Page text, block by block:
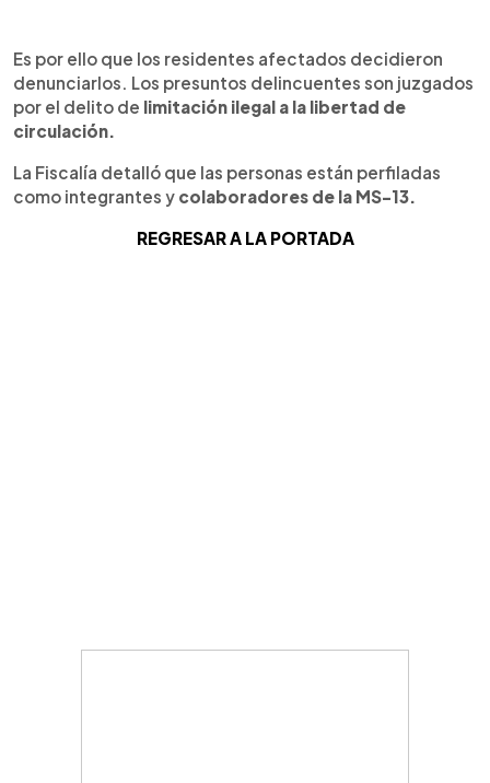
Es por ello que los residentes afectados decidieron
denunciarlos. Los presuntos delincuentes son juzgados
por el delito de limitación ilegal a la libertad de
circulación.
La Fiscalía detalló que las personas están perfiladas
como integrantes y colaboradores de la MS-13.
REGRESAR A LA PORTADA